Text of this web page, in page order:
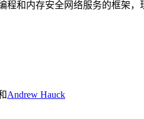
程和内存安全网络服务的框架，
Andrew Hauck